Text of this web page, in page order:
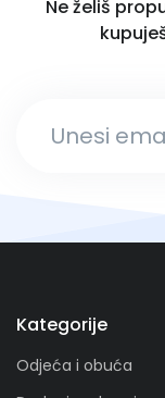
Ne želiš
Kategorije
Odjeća i obuća